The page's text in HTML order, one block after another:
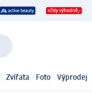
Zvířata Foto Výprodej